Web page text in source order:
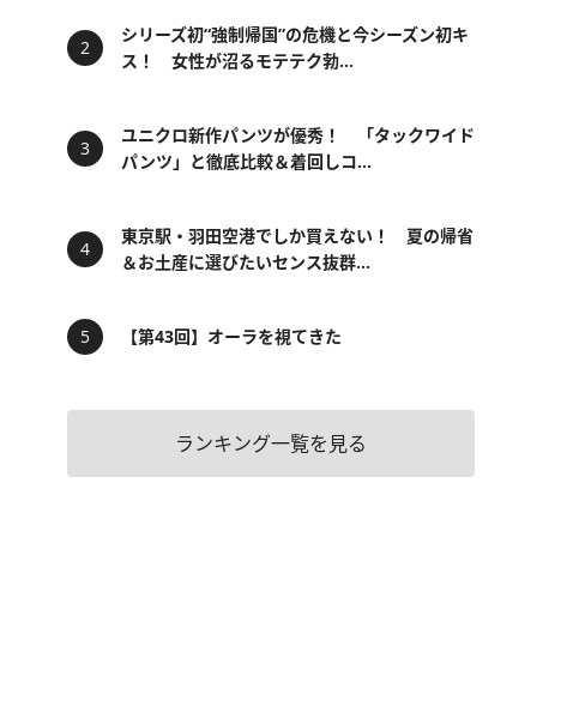
シリーズ初“強制帰国”の危機と今シーズン初キ
ス！ 女性が沼るモテテク勃...
ユニクロ新作パンツが優秀！ 「タックワイド
パンツ」と徹底比較＆着回しコ...
東京駅・羽田空港でしか買えない！ 夏の帰省
＆お土産に選びたいセンス抜群...
【第43回】オーラを視てきた
ランキング一覧を見る